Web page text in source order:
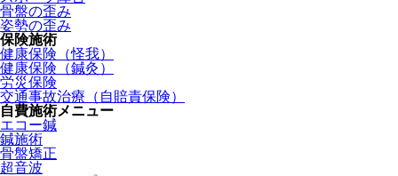
骨盤の歪み
姿勢の歪み
保険施術
健康保険（怪我）
健康保険（鍼灸）
労災保険
交通事故治療（自賠責保険）
自費施術メニュー
エコー鍼
鍼施術
骨盤矯正
超音波